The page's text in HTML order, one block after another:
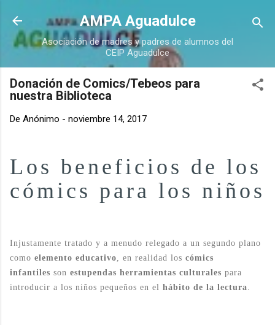
Ir al contenido principal
AMPA Aguadulce
Asociación de madres y padres de alumnos del
CEIP Aguadulce
Donación de Comics/Tebeos para
nuestra Biblioteca
De Anónimo - noviembre 14, 2017
Los beneficios de los
cómics para los niños
Injustamente tratado y a menudo relegado a un segundo plano
como elemento educativo , en realidad los cómics
infantiles son estupendas herramientas culturales para
introducir a los niños pequeños en el hábito de la lectura